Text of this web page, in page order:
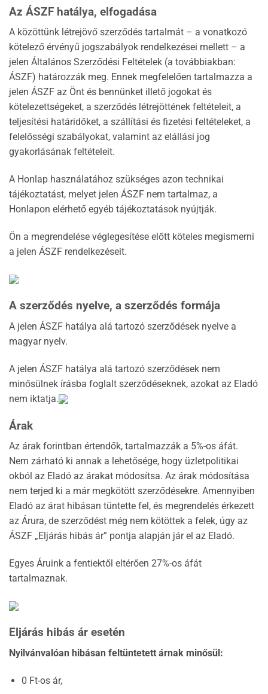
Az ÁSZF hatálya, elfogadása
A közöttünk létrejövő szerződés tartalmát – a vonatkozó
kötelező érvényű jogszabályok rendelkezései mellett – a
jelen Általános Szerződési Feltételek (a továbbiakban:
ÁSZF) határozzák meg. Ennek megfelelően tartalmazza a
jelen ÁSZF az Önt és bennünket illető jogokat és
kötelezettségeket, a szerződés létrejöttének feltételeit, a
teljesítési határidőket, a szállítási és fizetési feltételeket, a
felelősségi szabályokat, valamint az elállási jog
gyakorlásának feltételeit.
A Honlap használatához szükséges azon technikai
tájékoztatást, melyet jelen ÁSZF nem tartalmaz, a
Honlapon elérhető egyéb tájékoztatások nyújtják.
Ön a megrendelése véglegesítése előtt köteles megismerni
a jelen ÁSZF rendelkezéseit.
A szerződés nyelve, a szerződés formája
A jelen ÁSZF hatálya alá tartozó szerződések nyelve a
magyar nyelv.
A jelen ÁSZF hatálya alá tartozó szerződések nem
minősülnek írásba foglalt szerződéseknek, azokat az Eladó
nem iktatja.
Árak
Az árak forintban értendők, tartalmazzák a 5%-os áfát.
Nem zárható ki annak a lehetősége, hogy üzletpolitikai
okból az Eladó az árakat módosítsa. Az árak módosítása
nem terjed ki a már megkötött szerződésekre. Amennyiben
Eladó az árat hibásan tüntette fel, és megrendelés érkezett
az Árura, de szerződést még nem kötöttek a felek, úgy az
ÁSZF „Eljárás hibás ár” pontja alapján jár el az Eladó.
Egyes Áruink a fentiektől eltérően 27%-os áfát
tartalmaznak.
Eljárás hibás ár esetén
Nyilvánvalóan hibásan feltüntetett árnak minősül:
0 Ft-os ár,